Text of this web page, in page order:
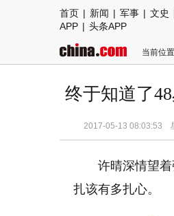
首页 | 新闻 | 军事 | 文史
APP | 头条APP
当前位置
终于知道了
2017-05-13 08:03:53
许晴深情望
扎该有多扎心。